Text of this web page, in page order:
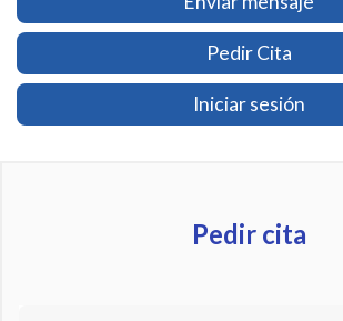
Pedir Cita
Iniciar sesión
Pedir cita